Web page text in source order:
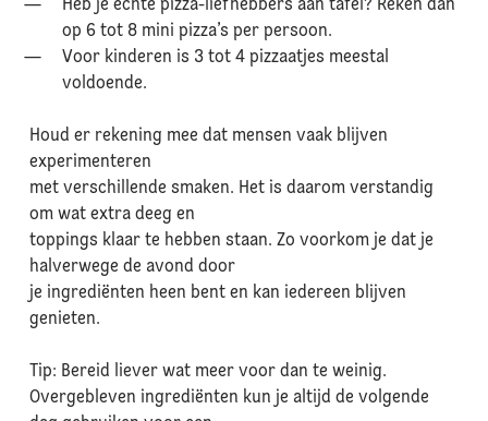
Heb je echte pizza-liefhebbers aan tafel? Reken dan
op 6 tot 8 mini pizza’s per persoon.
Voor kinderen is 3 tot 4 pizzaatjes meestal
voldoende.
Houd er rekening mee dat mensen vaak blijven
experimenteren
met verschillende smaken. Het is daarom verstandig
om wat extra deeg en
toppings klaar te hebben staan. Zo voorkom je dat je
halverwege de avond door
je ingrediënten heen bent en kan iedereen blijven
genieten.
Tip: Bereid liever wat meer voor dan te weinig.
Overgebleven ingrediënten kun je altijd de volgende